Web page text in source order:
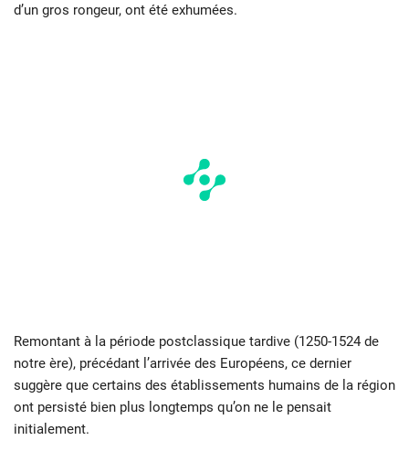
d’un gros rongeur, ont été exhumées.
Remontant à la période postclassique tardive (1250-1524 de
notre ère), précédant l’arrivée des Européens, ce dernier
suggère que certains des établissements humains de la région
ont persisté bien plus longtemps qu’on ne le pensait
initialement.